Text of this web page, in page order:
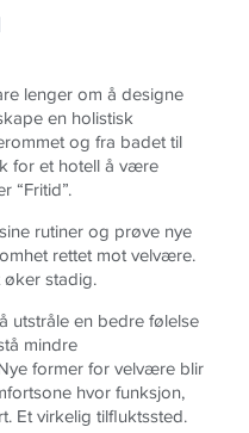
lenger om å designe
en holistisk
og fra badet til
for et hotell å være
“Fritid”.
rutiner og prøve nye
rettet mot velvære.
stadig.
utstråle en bedre følelse
mindre
former for velvære blir
hvor funksjon,
Et virkelig tilfluktssted.